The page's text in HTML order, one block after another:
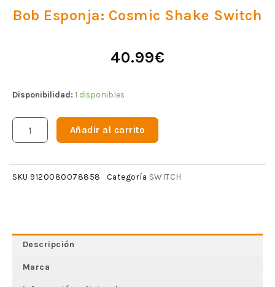
Bob Esponja: Cosmic Shake Switch
40.99€
Disponibilidad: 1 disponibles
Añadir al carrito
SKU 9120080078858 Categoría SWITCH
Descripción
Marca